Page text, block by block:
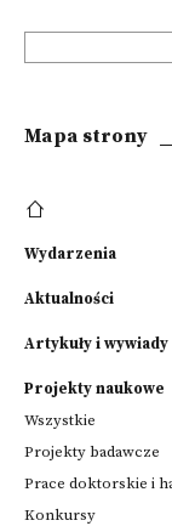
Mapa strony
Wydarzenia
Aktualności
Artykuły i wywiady
Projekty naukowe
Wszystkie
Projekty badawcze
Prace doktorskie i
Konkursy